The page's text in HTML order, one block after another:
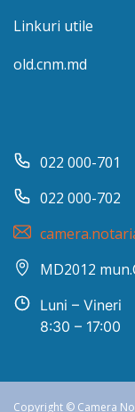
Linkuri utile
old.cnm.md
022 000-701
022 000-702
MD2012
Luni – Vineri
8:30 – 17:00
Copyright © Camera